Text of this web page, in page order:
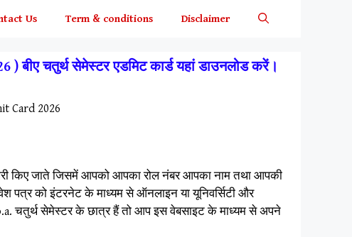
Us Term & conditions Disclaimer
चतुर्थ सेमेस्टर एडमिट कार्ड यहां डाउनलोड करें।
Card 2026
जारी किए जाते जिसमें आपको आपका रोल नंबर आपका नाम तथा आपकी
पत्र को इंटरनेट के माध्यम से ऑनलाइन या यूनिवर्सिटी और
b.a. चतुर्थ सेमेस्टर के छात्र हैं तो आप इस वेबसाइट के माध्यम से अपने